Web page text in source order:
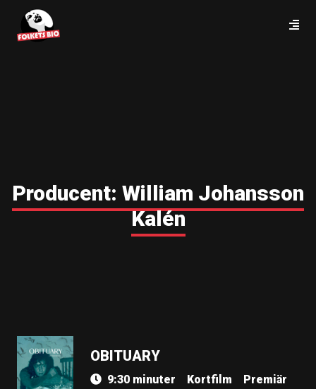
Producent: William Johansson
Kalén
OBITUARY
9:30 minuter Kortfilm
Premiär